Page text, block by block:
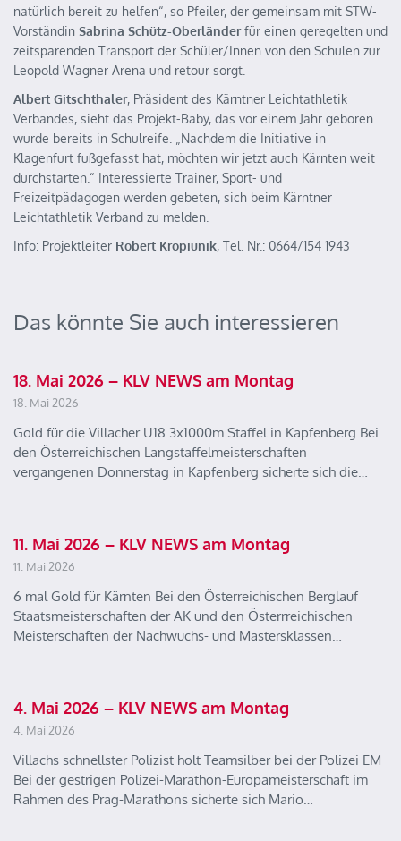
natürlich bereit zu helfen“, so Pfeiler, der gemeinsam mit STW-
Vorständin Sabrina Schütz-Oberländerfür einen geregelten und
zeitsparenden Transport der Schüler/Innen von den Schulen zur
Leopold Wagner Arena und retour sorgt.
Albert Gitschthaler, Präsident des Kärntner Leichtathletik
Verbandes, sieht das Projekt-Baby, das vor einem Jahr geboren
wurde bereits in Schulreife. „Nachdem die Initiative in
Klagenfurt fußgefasst hat, möchten wir jetzt auch Kärnten weit
durchstarten.“ Interessierte Trainer, Sport- und
Freizeitpädagogen werden gebeten, sich beim Kärntner
Leichtathletik Verband zu melden.
Info: Projektleiter Robert Kropiunik, Tel. Nr.: 0664/154 1943
Das könnte Sie auch interessieren
18. Mai 2026 – KLV NEWS am Montag
18. Mai 2026
Gold für die Villacher U18 3x1000m Staffel in Kapfenberg Bei
den Österreichischen Langstaffelmeisterschaften
vergangenen Donnerstag in Kapfenberg sicherte sich die…
11. Mai 2026 – KLV NEWS am Montag
11. Mai 2026
6 mal Gold für Kärnten Bei den Österreichischen Berglauf
Staatsmeisterschaften der AK und den Österrreichischen
Meisterschaften der Nachwuchs- und Mastersklassen…
4. Mai 2026 – KLV NEWS am Montag
4. Mai 2026
Villachs schnellster Polizist holt Teamsilber bei der Polizei EM
Bei der gestrigen Polizei-Marathon-Europameisterschaft im
Rahmen des Prag-Marathons sicherte sich Mario…